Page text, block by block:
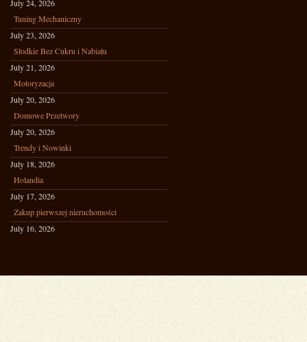
July 24, 2026
Tuning Mechaniczny
July 23, 2026
Słodkie Bez Cukru i Nabiału
July 21, 2026
Motoryzacja
July 20, 2026
Domowe Przetwory
July 20, 2026
Trendy i Nowinki
July 18, 2026
Holandia
July 17, 2026
Zakup pierwszej nieruchomości
July 16, 2026